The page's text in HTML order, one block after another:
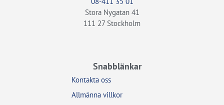
Stora Nygatan 41
111 27 Stockholm
Snabblänkar
Kontakta oss
Allmänna villkor